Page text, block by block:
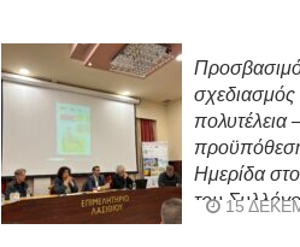
σχεδιασμός
πολυτέλεια
προϋπόθεση
Ημερίδα
του15